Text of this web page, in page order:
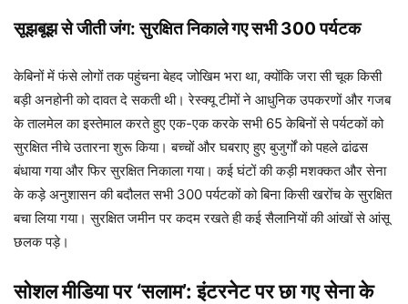
सूझबूझ से जीती जंग: सुरक्षित निकाले गए सभी 300 पर्यटक
केबिनों में फंसे लोगों तक पहुंचना बेहद जोखिम भरा था, क्योंकि जरा सी चूक किसी
बड़ी अनहोनी को दावत दे सकती थी। रेस्क्यू टीमों ने आधुनिक उपकरणों और गजब
के तालमेल का इस्तेमाल करते हुए एक-एक करके सभी 65 केबिनों से पर्यटकों को
सुरक्षित नीचे उतारना शुरू किया। बच्चों और घबराए हुए बुजुर्गों को पहले ढांढस
बंधाया गया और फिर सुरक्षित निकाला गया। कई घंटों की कड़ी मशक्कत और सेना
के कड़े अनुशासन की बदौलत सभी 300 पर्यटकों को बिना किसी खरोंच के सुरक्षित
बचा लिया गया। सुरक्षित जमीन पर कदम रखते ही कई सैलानियों की आंखों से आंसू
छलक पड़े।
सोशल मीडिया पर ‘सलाम’: इंटरनेट पर छा गए सेना के